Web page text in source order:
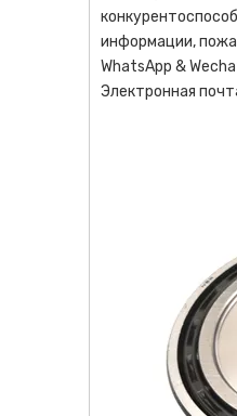
информации,
WhatsApp &
Электронная